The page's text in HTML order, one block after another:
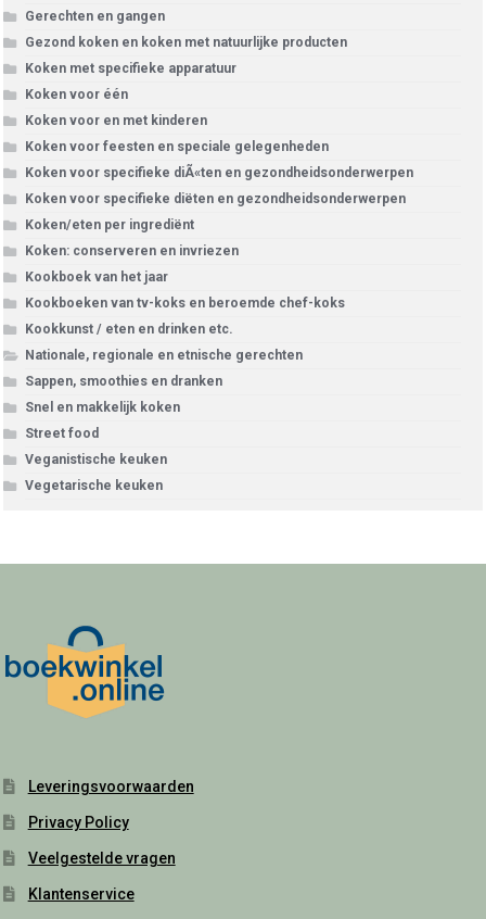
Gerechten en gangen
Gezond koken en koken met natuurlijke producten
Koken met specifieke apparatuur
Koken voor één
Koken voor en met kinderen
Koken voor feesten en speciale gelegenheden
Koken voor specifieke diÃ«ten en gezondheidsonderwerpen
Koken voor specifieke diëten en gezondheidsonderwerpen
Koken/eten per ingrediënt
Koken: conserveren en invriezen
Kookboek van het jaar
Kookboeken van tv-koks en beroemde chef-koks
Kookkunst / eten en drinken etc.
Nationale, regionale en etnische gerechten
Sappen, smoothies en dranken
Snel en makkelijk koken
Street food
Veganistische keuken
Vegetarische keuken
Leveringsvoorwaarden
Privacy Policy
Veelgestelde vragen
Klantenservice